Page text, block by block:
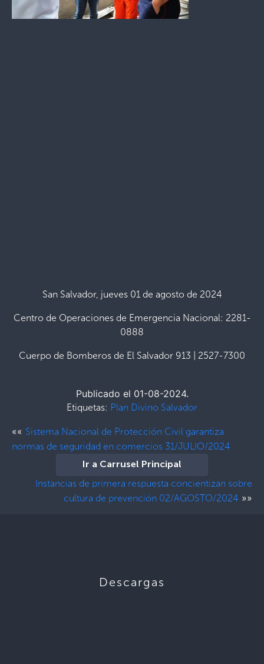
San Salvador, jueves 01 de agosto de 2024
Centro de Operaciones de Emergencia Nacional: 2281-
0888
Cuerpo de Bomberos de El Salvador 913 | 2527-7300
Publicado el 01-08-2024.
Etiquetas: Plan Divino Salvador
«« Sistema Nacional de Protección Civil garantiza
normas de seguridad en comercios 31/JULIO/2024
Ir a Carrusel Principal
Instancias de primera respuesta concientizan sobre
cultura de prevención 02/AGOSTO/2024 »»
Descargas